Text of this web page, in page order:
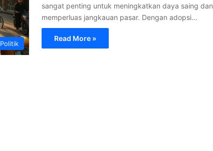
Politik
sangat penting untuk meningkatkan daya saing dan
memperluas jangkauan pasar. Dengan adopsi…
Read More »